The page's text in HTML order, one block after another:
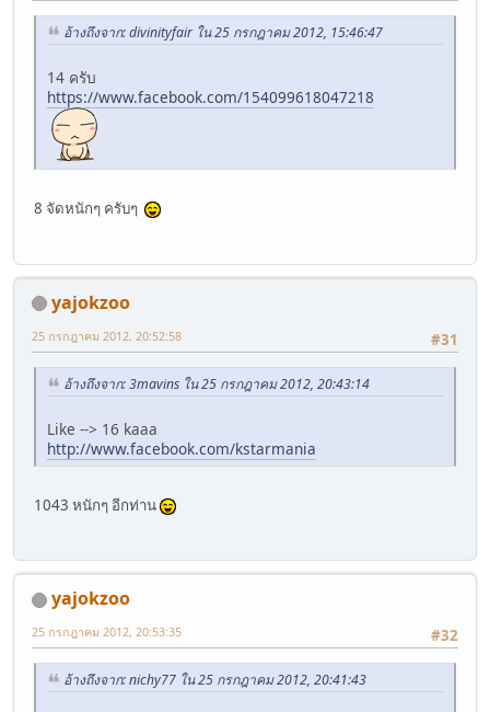
อ้างถึงจาก: divinityfair ใน 25 กรกฎาคม 2012, 15:46:47
14 ครับ
https://www.facebook.com/154099618047218
8 จัดหนักๆ ครับๆ
yajokzoo
#31
25 กรกฎาคม 2012, 20:52:58
อ้างถึงจาก: 3mavins ใน 25 กรกฎาคม 2012, 20:43:14
Like --> 16 kaaa
http://www.facebook.com/kstarmania
1043 หนักๆ อีกท่าน
yajokzoo
#32
25 กรกฎาคม 2012, 20:53:35
อ้างถึงจาก: nichy77 ใน 25 กรกฎาคม 2012, 20:41:43